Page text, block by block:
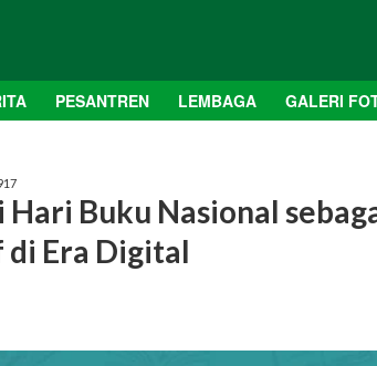
PESANTREN LEMBAGA GALERI
Buku Nasional
Era Digital